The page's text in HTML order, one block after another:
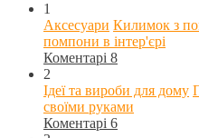
1
Аксесуари Килимок з
помпони в інтер'єрі
Коментарі 8
2
Ідеї та вироби для дому
своїми руками
Коментарі 6